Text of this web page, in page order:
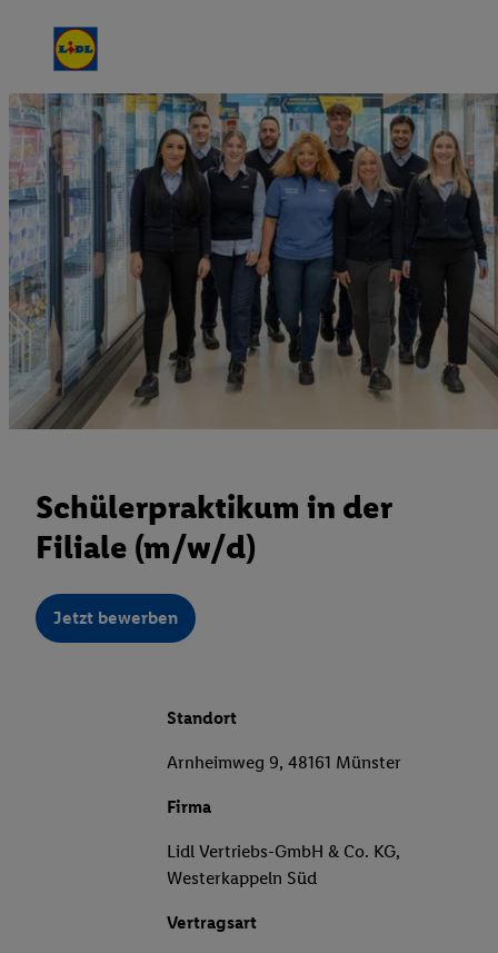
Schülerpraktikum in der
Filiale (m/w/d)
Jetzt bewerben
Standort
Arnheimweg 9, 48161 Münster
Firma
Lidl Vertriebs-GmbH & Co. KG,
Westerkappeln Süd
Vertragsart